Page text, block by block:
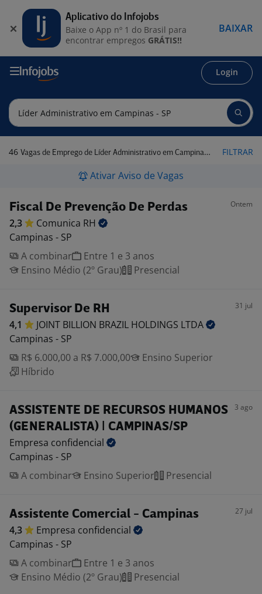
Login
46 Vagas de Emprego de Líder Administrativo em Campinas - SP FILTRAR
Ativar Aviso de Vagas
Fiscal De Prevenção De Perdas Ontem
2,3 Comunica RH
Campinas - SP
A combinar
Entre 1 e 3 anos
Ensino Médio (2º Grau)
Presencial
Supervisor De RH 31 jul
4,1 JOINT BILLION BRAZIL HOLDINGS LTDA
Campinas - SP
R$ 6.000,00 a R$ 7.000,00
Ensino Superior
Híbrido
ASSISTENTE DE RECURSOS HUMANOS
(GENERALISTA) | CAMPINAS/SP
3 ago
Empresa confidencial
Campinas - SP
A combinar
Ensino Superior Presencial
Assistente Comercial - Campinas 27 jul
4,3 Empresa confidencial
Campinas - SP
A combinar
Entre 1 e 3 anos
Ensino Médio (2º Grau)
Presencial
Aplicativo do Infojobs
Baixe o App nº 1 do Brasil para
encontrar empregos GRÁTIS!!
BAIXAR